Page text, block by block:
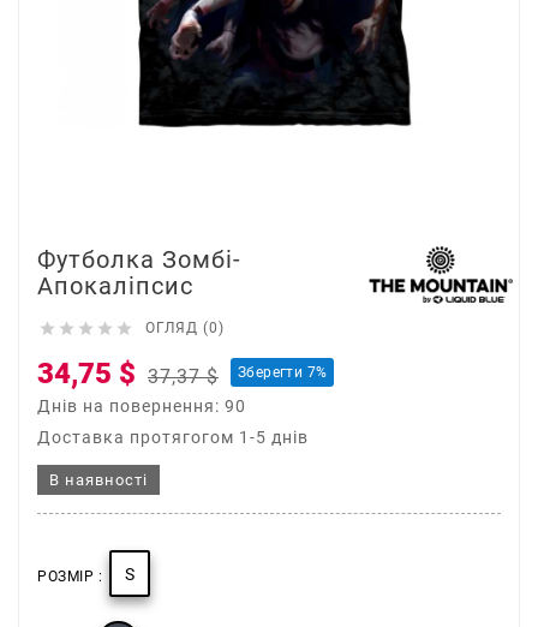
Футболка Зомбі-
Апокаліпсис
     ОГЛЯД (0)
34,75 $ 37,37 $ Зберегти 7%
Днів на повернення: 90
Доставка протягогом 1-5 днів
В наявності
РОЗМІР : S